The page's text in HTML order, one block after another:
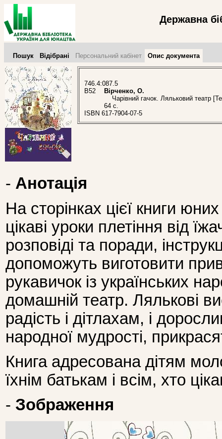
Державна
Пошук Відібрані Персональний кабінет Опис документа
746.4:087.5
В52
Вірченко, О.
Чарівний гачок. Ляльковий театр
64 с.
ISBN 617-7904-07-5
- Анотація
На сторінках цієї книги
цікаві уроки плетіння від
розповіді та поради,
допоможуть виготовити
рукавичок із українських
домашній театр. Лялькові
радість і дітлахам, і
народної мудрості,
Книга адресована дітям
їхнім батькам і всім, хто
- Зображення